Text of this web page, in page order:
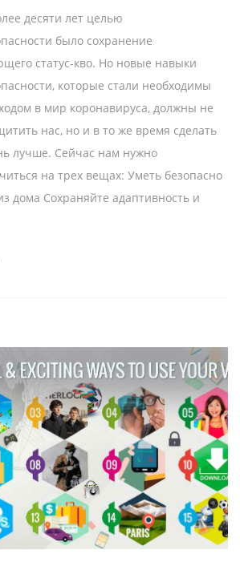
десяти лет целью
было сохранение
статус-кво. Но новые навыки
которые стали необходимы
в мир коронавируса, должны не
нас, но и в то же время сделать
лучше. Сейчас нам нужно
на трех вещах: Уметь безопасно
дома Сохраняйте адаптивность и